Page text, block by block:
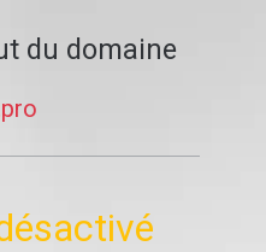
du domaine